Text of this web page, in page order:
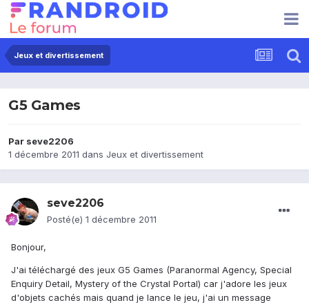
Jeux et divertissement
G5 Games
Par seve2206
1 décembre 2011 dans Jeux et divertissement
seve2206
Posté(e) 1 décembre 2011
Bonjour,
J'ai téléchargé des jeux G5 Games (Paranormal Agency, Special
Enquiry Detail, Mystery of the Crystal Portal) car j'adore les jeux
d'objets cachés mais quand je lance le jeu, j'ai un message